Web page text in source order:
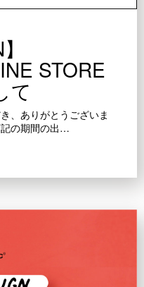
STORE
て
、ありがとうございま
の期間の出…